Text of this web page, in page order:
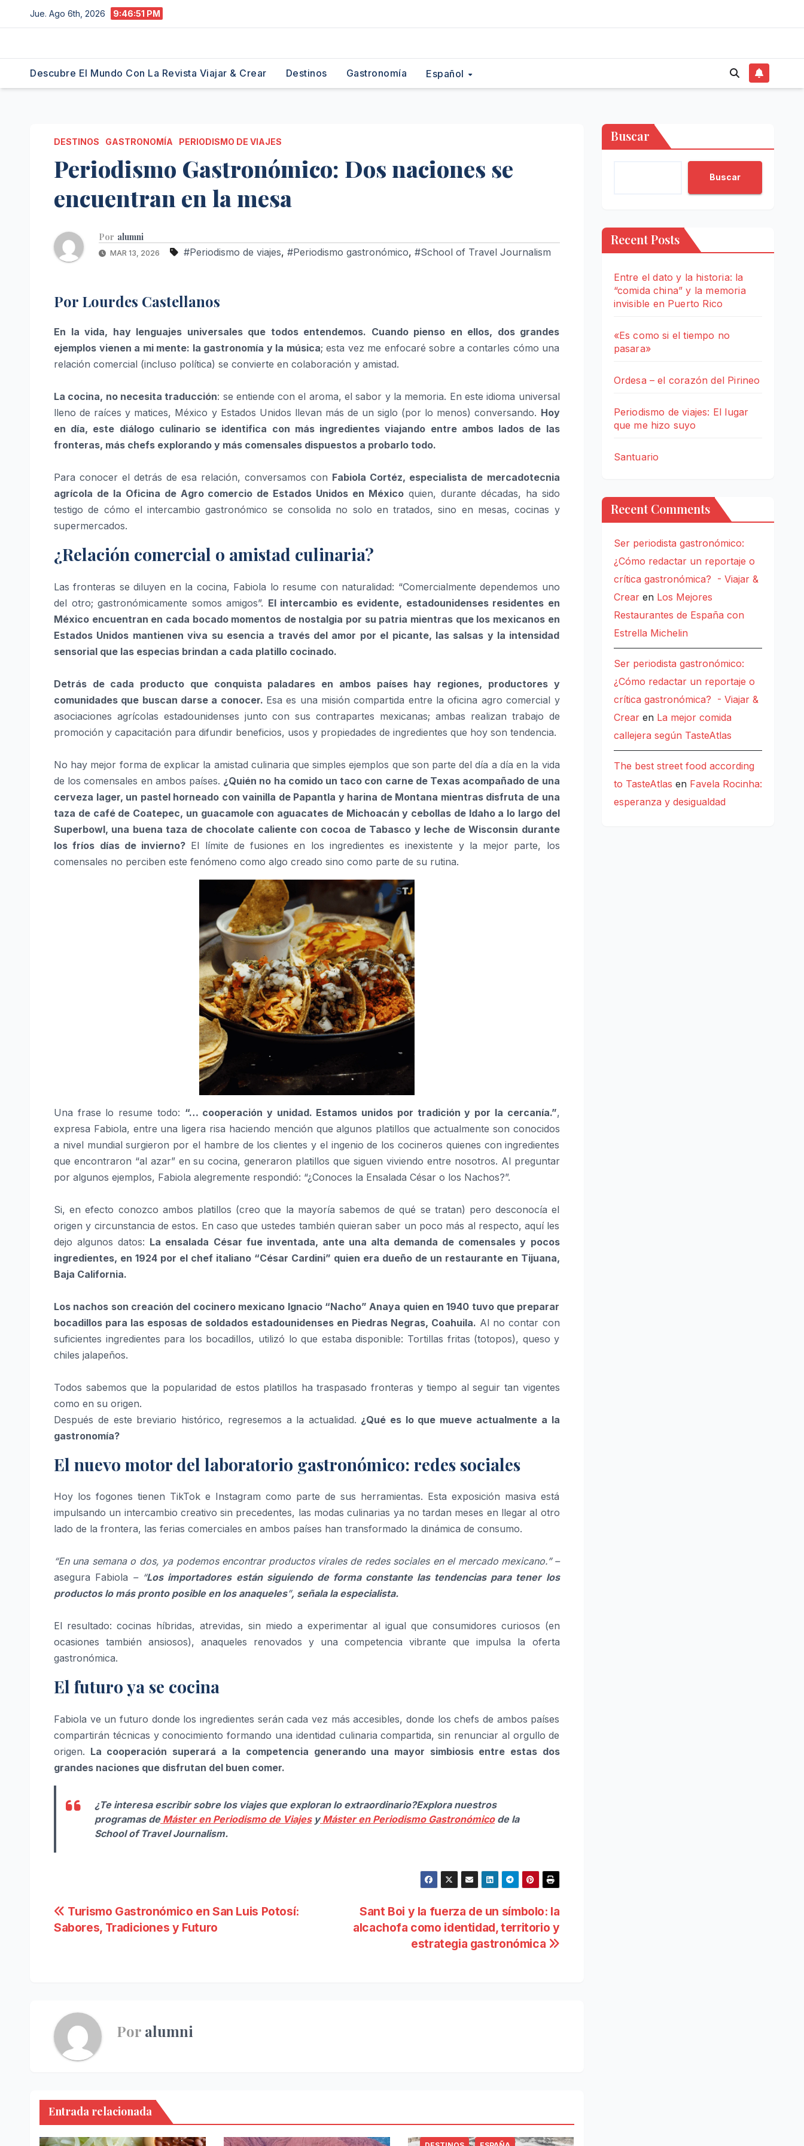
al
Jue. Ago 6th, 2026 9:46:52 PM
Descubre El Mundo Con La Revista Viajar & Crear Destinos Gastronomía Español
DESTINOS GASTRONOMÍA PERIODISMO DE VIAJES
Periodismo Gastronómico: Dos naciones se
encuentran en la mesa
Por alumni
MAR 13, 2026 #Periodismo de viajes, #Periodismo gastronómico, #School of Travel Journalism
Por Lourdes Castellanos
En la vida, hay lenguajes universales que todos entendemos. Cuando pienso en ellos, dos grandes
ejemplos vienen a mi mente: la gastronomía y la música; esta vez me enfocaré sobre a contarles cómo una
relación comercial (incluso política) se convierte en colaboración y amistad.
La cocina, no necesita traducción: se entiende con el aroma, el sabor y la memoria. En este idioma universal
lleno de raíces y matices, México y Estados Unidos llevan más de un siglo (por lo menos) conversando. Hoy
en día, este diálogo culinario se identifica con más ingredientes viajando entre ambos lados de las
fronteras, más chefs explorando y más comensales dispuestos a probarlo todo.
Para conocer el detrás de esa relación, conversamos con Fabiola Cortéz, especialista de mercadotecnia
agrícola de la Oficina de Agro comercio de Estados Unidos en Méxicoquien, durante décadas, ha sido
testigo de cómo el intercambio gastronómico se consolida no solo en tratados, sino en mesas, cocinas y
supermercados.
¿Relación comercial o amistad culinaria?
Las fronteras se diluyen en la cocina, Fabiola lo resume con naturalidad: “Comercialmente dependemos uno
del otro; gastronómicamente somos amigos”. El intercambio es evidente, estadounidenses residentes en
México encuentran en cada bocado momentos de nostalgia por su patria mientras que los mexicanos en
Estados Unidos mantienen viva su esencia a través del amor por el picante, las salsas y la intensidad
sensorial que las especias brindan a cada platillo cocinado.
Detrás de cada producto que conquista paladares en ambos países hay regiones, productores y
comunidades que buscan darse a conocer. Esa es una misión compartida entre la oficina agro comercial y
asociaciones agrícolas estadounidenses junto con sus contrapartes mexicanas; ambas realizan trabajo de
promoción y capacitación para difundir beneficios, usos y propiedades de ingredientes que hoy son tendencia.
No hay mejor forma de explicar la amistad culinaria que simples ejemplos que son parte del día a día en la vida
de los comensales en ambos países. ¿Quién no ha comido un taco con carne de Texas acompañado de una
cerveza lager, un pastel horneado con vainilla de Papantla y harina de Montana mientras disfruta de una
taza de café de Coatepec, un guacamole con aguacates de Michoacán y cebollas de Idaho a lo largo del
Superbowl, una buena taza de chocolate caliente con cocoa de Tabasco y leche de Wisconsin durante
los fríos días de invierno? El límite de fusiones en los ingredientes es inexistente y la mejor parte, los
comensales no perciben este fenómeno como algo creado sino como parte de su rutina.
Una frase lo resume todo: “… cooperación y unidad. Estamos unidos por tradición y por la cercanía.”,
expresa Fabiola, entre una ligera risa haciendo mención que algunos platillos que actualmente son conocidos
a nivel mundial surgieron por el hambre de los clientes y el ingenio de los cocineros quienes con ingredientes
que encontraron “al azar” en su cocina, generaron platillos que siguen viviendo entre nosotros. Al preguntar
por algunos ejemplos, Fabiola alegremente respondió: “¿Conoces la Ensalada César o los Nachos?”.
Si, en efecto conozco ambos platillos (creo que la mayoría sabemos de qué se tratan) pero desconocía el
origen y circunstancia de estos. En caso que ustedes también quieran saber un poco más al respecto, aquí les
dejo algunos datos: La ensalada César fue inventada, ante una alta demanda de comensales y pocos
ingredientes, en 1924 por el chef italiano “César Cardini” quien era dueño de un restaurante en Tijuana,
Baja California.
Los nachos son creación del cocinero mexicano Ignacio “Nacho” Anaya quien en 1940 tuvo que preparar
bocadillos para las esposas de soldados estadounidenses en Piedras Negras, Coahuila. Al no contar con
suficientes ingredientes para los bocadillos, utilizó lo que estaba disponible: Tortillas fritas (totopos), queso y
chiles jalapeños.
Todos sabemos que la popularidad de estos platillos ha traspasado fronteras y tiempo al seguir tan vigentes
como en su origen.
Después de este breviario histórico, regresemos a la actualidad. ¿Qué es lo que mueve actualmente a la
gastronomía?
El nuevo motor del laboratorio gastronómico: redes sociales
Hoy los fogones tienen TikTok e Instagram como parte de sus herramientas. Esta exposición masiva está
impulsando un intercambio creativo sin precedentes, las modas culinarias ya no tardan meses en llegar al otro
lado de la frontera, las ferias comerciales en ambos países han transformado la dinámica de consumo.
“En una semana o dos, ya podemos encontrar productos virales de redes sociales en el mercado mexicano.” –
asegura Fabiola – “Los importadores están siguiendo de forma constante las tendencias para tener los
productos lo más pronto posible en los anaqueles”, señala la especialista.
El resultado: cocinas híbridas, atrevidas, sin miedo a experimentar al igual que consumidores curiosos (en
ocasiones también ansiosos), anaqueles renovados y una competencia vibrante que impulsa la oferta
gastronómica.
El futuro ya se cocina
Fabiola ve un futuro donde los ingredientes serán cada vez más accesibles, donde los chefs de ambos países
compartirán técnicas y conocimiento formando una identidad culinaria compartida, sin renunciar al orgullo de
origen. La cooperación superará a la competencia generando una mayor simbiosis entre estas dos
grandes naciones que disfrutan del buen comer.
¿Te interesa escribir sobre los viajes que exploran lo extraordinario?Explora nuestros
programas deMáster en Periodismo de ViajesyMáster en Periodismo Gastronómicode la
School of Travel Journalism.
Navegación
de
Sant Boi y la fuerza de un símbolo: la
alcachofa como identidad, territorio y
estrategia gastronómica
Turismo Gastronómico en San Luis Potosí:
Sabores, Tradiciones y Futuro
Por alumni
Entrada relacionada
Buscar
Buscar
Recent Posts
Entre el dato y la historia: la
“comida china” y la memoria
invisible en Puerto Rico
«Es como si el tiempo no
pasara»
Ordesa – el corazón del Pirineo
Periodismo de viajes: El lugar
que me hizo suyo
Santuario
Recent Comments
Ser periodista gastronómico:
¿Cómo redactar un reportaje o
crítica gastronómica? - Viajar &
Crearen Los Mejores
Restaurantes de España con
Estrella Michelin
Ser periodista gastronómico:
¿Cómo redactar un reportaje o
crítica gastronómica? - Viajar &
Crearen La mejor comida
callejera según TasteAtlas
The best street food according
to TasteAtlas en Favela Rocinha:
esperanza y desigualdad